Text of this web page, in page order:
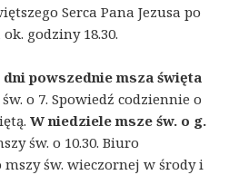
Serca Pana Jezusa po
godziny 18.30.
powszednie msza święta
o 7. Spowiedź codziennie o
W niedziele msze św. o g.
św. o 10.30. Biuro
św. wieczornej w środy i